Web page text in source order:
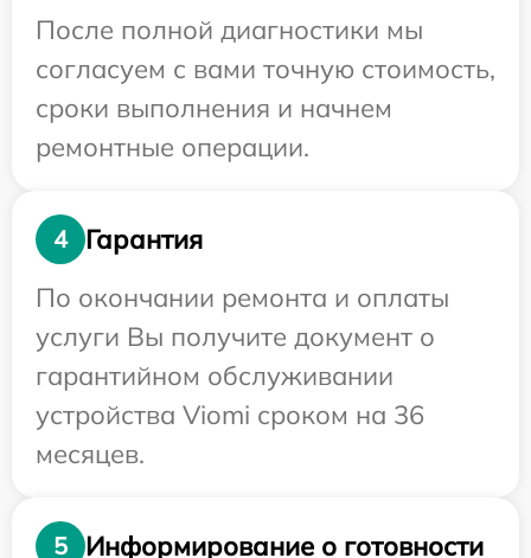
После полной диагностики мы
согласуем с вами точную стоимость,
сроки выполнения и начнем
ремонтные операции.
4
Гарантия
По окончании ремонта и оплаты
услуги Вы получите документ о
гарантийном обслуживании
устройства Viomi сроком на 36
месяцев.
5
Информирование о готовности